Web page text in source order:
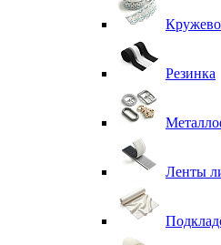
Кружево
Резинка
Ленты